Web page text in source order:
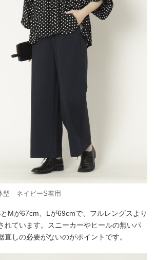
型 ネイビーS着用
Mが67cm、Lが69cmで、フルレングスより
れています。スニーカーやヒールの無いパ
直しの必要がないのがポイントです。